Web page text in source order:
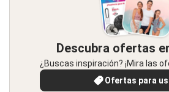
Descubra ofertas
¿Buscas inspiración? ¡Mira las
Ofertas para